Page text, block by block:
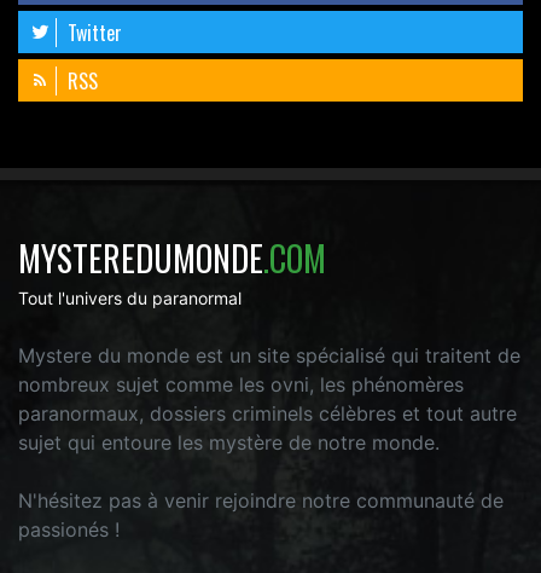
Twitter
RSS
MYSTEREDUMONDE.COM
Tout l'univers du paranormal
Mystere du monde est un site spécialisé qui traitent de
nombreux sujet comme les ovni, les phénomères
paranormaux, dossiers criminels célèbres et tout autre
sujet qui entoure les mystère de notre monde.
N'hésitez pas à venir rejoindre notre communauté de
passionés !